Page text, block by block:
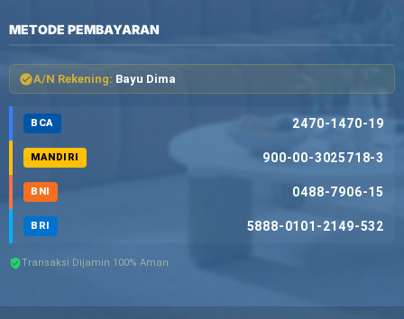
METODE PEMBAYARAN
A/N Rekening: Bayu Dima
BCA 2470-1470-19
MANDIRI 900-00-3025718-3
BNI 0488-7906-15
BRI 5888-0101-2149-532
Transaksi Dijamin 100% Aman